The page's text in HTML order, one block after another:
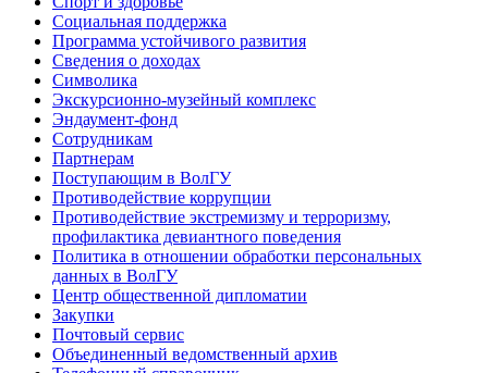
Социальная поддержка
Программа устойчивого развития
Сведения о доходах
Символика
Экскурсионно-музейный комплекс
Эндаумент-фонд
Сотрудникам
Партнерам
Поступающим в ВолГУ
Противодействие коррупции
Противодействие экстремизму и терроризму,
профилактика девиантного поведения
Политика в отношении обработки персональных
данных в ВолГУ
Центр общественной дипломатии
Закупки
Почтовый сервис
Объединенный ведомственный архив